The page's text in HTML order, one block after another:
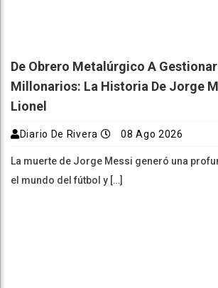
De Obrero Metalúrgico A
Millonarios: La Historia De Jorge
Lionel
Diario De Rivera 08 Ago 2026
La muerte de Jorge Messi generó una
el mundo del fútbol y […]